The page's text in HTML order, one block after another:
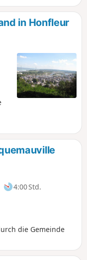
in Honfleur
4:00 Std.
die Gemeinde